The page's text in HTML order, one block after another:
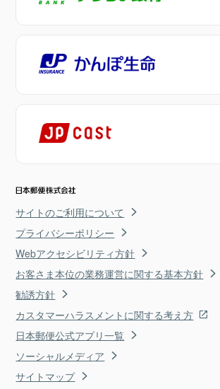
サイトのご利用について
プライバシーポリシー
Webアクセシビリティ方針
お客さま本位の業務運営に関する基本方針
勧誘方針
カスタマーハラスメントに関する考え方
日本郵便公式アプリ一覧
ソーシャルメディア
サイトマップ